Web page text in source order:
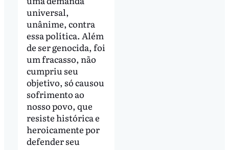
universal,
unânime, contra
essa política. Além
de ser genocida, foi
um fracasso, não
cumpriu seu
objetivo, só causou
sofrimento ao
nosso povo, que
resiste histórica e
heroicamente por
defender seu